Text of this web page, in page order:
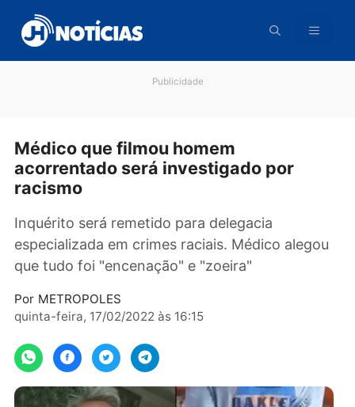
para
conteúdo
Médico que filmou homem
acorrentado será investigado por
Inquérito será remetido para delegacia
especializada em crimes raciais. Médico
que tudo foi "encenação" e "zoeira"
quinta-feira, 17/02/2022 às 16:15